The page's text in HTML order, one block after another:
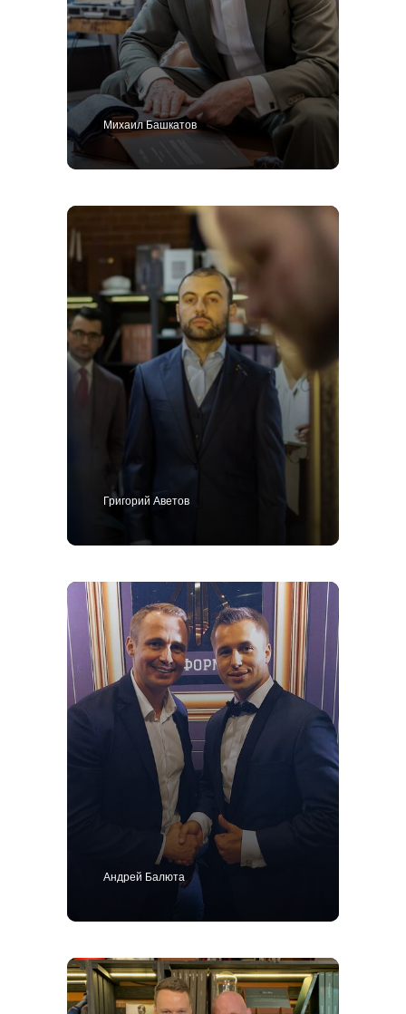
Михаил Башкатов
Григорий Аветов
Андрей Балюта
Позвоните мне
Публичная оферта
Подарочный сертификат
Мужской гардероб
Ткани для пошива одежды
Смокинг
Сорочки
Bespoke
Блог
Пиджак
Брюки
Контакты